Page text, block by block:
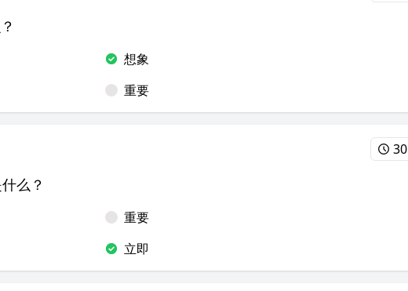
想象
重要
么？
重要
立即